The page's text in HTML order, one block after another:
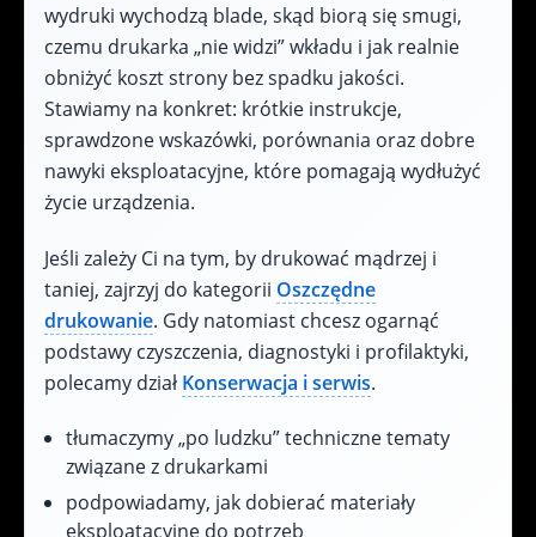
wydruki wychodzą blade, skąd biorą się smugi,
czemu drukarka „nie widzi” wkładu i jak realnie
obniżyć koszt strony bez spadku jakości.
Stawiamy na konkret: krótkie instrukcje,
sprawdzone wskazówki, porównania oraz dobre
nawyki eksploatacyjne, które pomagają wydłużyć
życie urządzenia.
Jeśli zależy Ci na tym, by drukować mądrzej i
taniej, zajrzyj do kategorii Oszczędne
drukowanie. Gdy natomiast chcesz ogarnąć
podstawy czyszczenia, diagnostyki i profilaktyki,
polecamy dział Konserwacja i serwis.
tłumaczymy „po ludzku” techniczne tematy
związane z drukarkami
podpowiadamy, jak dobierać materiały
eksploatacyjne do potrzeb